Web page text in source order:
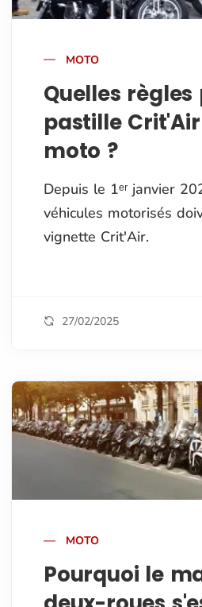
MOTO
Quelles
pastille
moto ?
Depuis le 1ᵉʳ janvier
véhicules motorisés
vignette Crit'Air.
27/02/2025
MOTO
Pourquoi le